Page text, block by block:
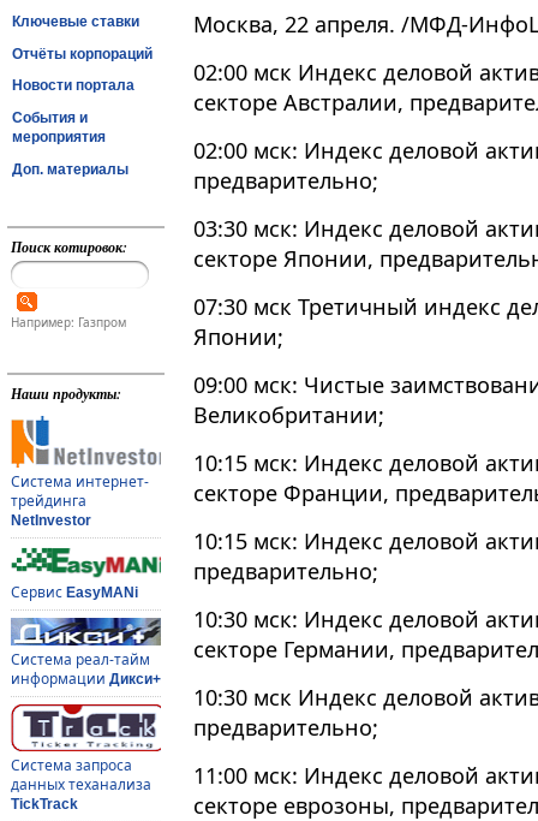
Ключевые ставки
Отчёты корпораций
Новости портала
События и
мероприятия
Доп. материалы
Поиск котировок:
Например: Газпром
Наши продукты:
Система интернет-
трейдинга
NetInvestor
Сервис EasyMANi
Система реал-тайм
информации Дикси+
Система запроса
данных теханализа
TickTrack
Москва, 22 апреля. /МФД-
02:00 мск Индекс деловой
секторе Австралии,
02:00 мск: Индекс деловой
предварительно;
03:30 мск: Индекс деловой
секторе Японии,
07:30 мск Третичный индекс
Японии;
09:00 мск: Чистые
Великобритании;
10:15 мск: Индекс деловой
секторе Франции,
10:15 мск: Индекс деловой
предварительно;
10:30 мск: Индекс деловой
секторе Германии,
10:30 мск Индекс деловой
предварительно;
11:00 мск: Индекс деловой
секторе еврозоны,